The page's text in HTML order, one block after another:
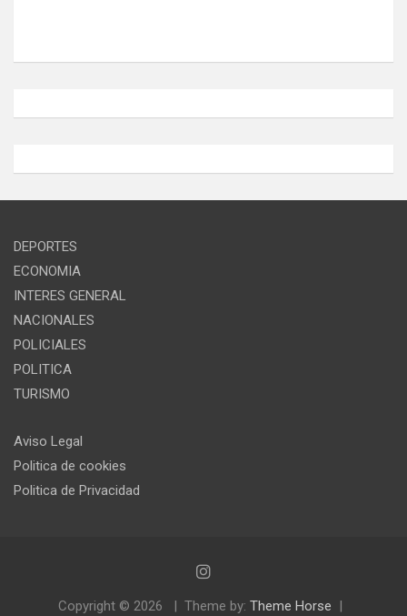
DEPORTES
ECONOMIA
INTERES GENERAL
NACIONALES
POLICIALES
POLITICA
TURISMO
Aviso Legal
Politica de cookies
Politica de Privacidad
Copyright © 2026 Theme by: Theme Horse